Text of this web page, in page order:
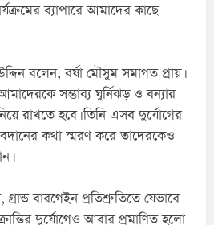
ব্যাপারে আমাদের কাছে
বলেন, বর্ষা মৌসুম সমাগত প্রায়।
সম্ভাব্য ঘুর্নিঝড় ও বন্যার
রাখতে হবে। তিনি এসব দুর্যোগের
কথা স্মরণ করে তাদেরকেও
বারগেইন প্রতিশ্রুতিতে যেভাবে
দুর্যোগেও আবার প্রমাণিত হলো